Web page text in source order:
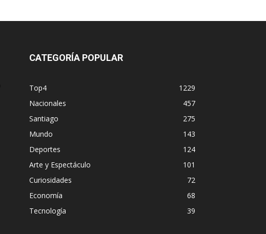
CATEGORÍA POPULAR
Top4
1229
Nacionales
457
Santiago
275
Mundo
143
Deportes
124
Arte y Espectáculo
101
Curiosidades
72
Economía
68
Tecnología
39